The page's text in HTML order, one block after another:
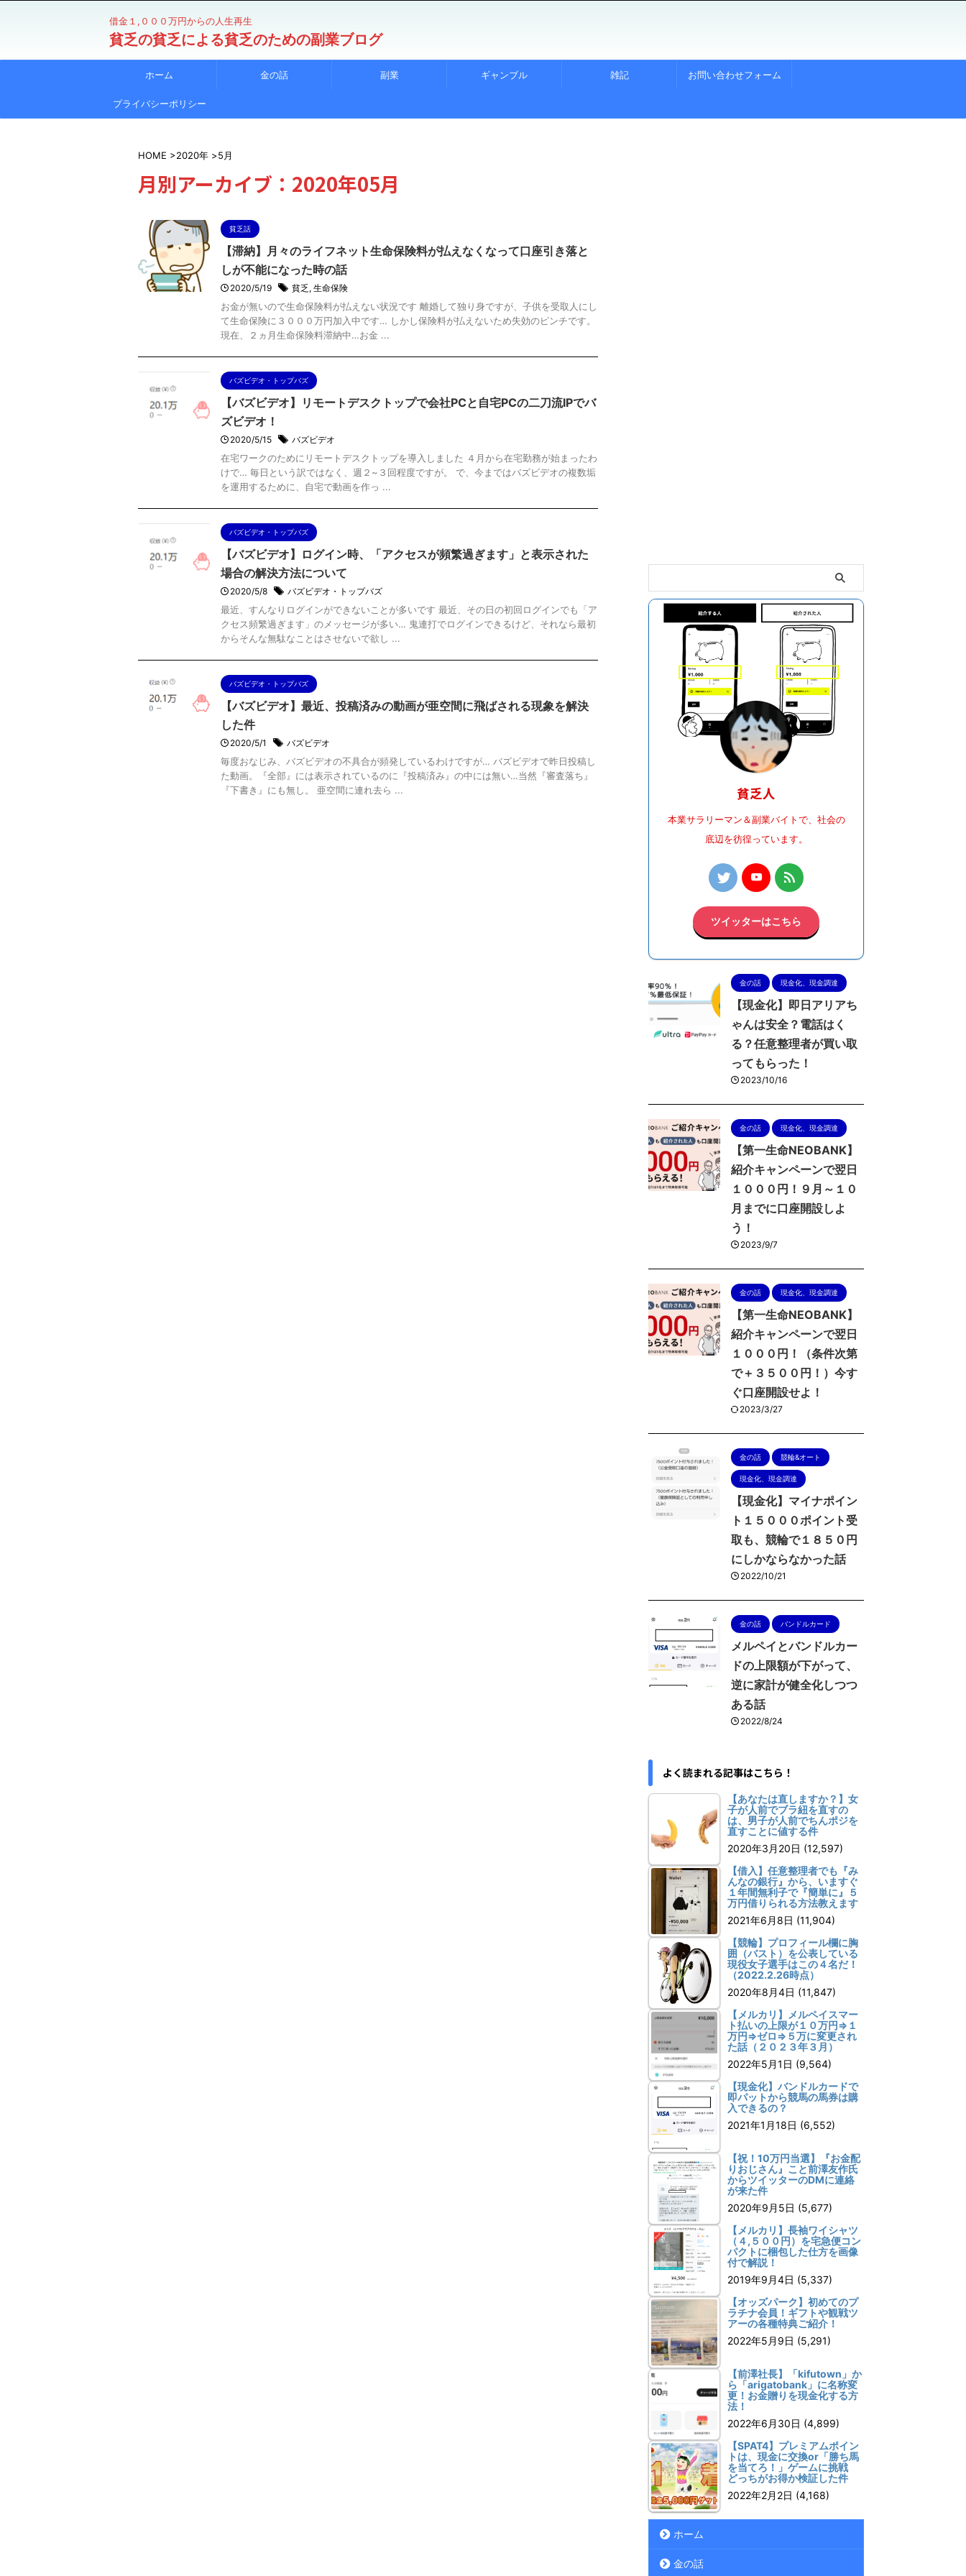
借金１,０００万円からの人生再生
貧乏の貧乏による貧乏のための副業ブログ
ホーム 金の話 副業 ギャンブル 雑記 お問い合わせフォーム
プライバシーポリシー
HOME >2020年 >5月
月別アーカイブ：2020年05月
貧乏話
【滞納】月々のライフネット生命保険料が払えなくなって口座引き落と
しが不能になった時の話
2020/5/19 貧乏 , 生命保険
お金が無いので生命保険料が払えない状況です 離婚して独り身ですが、子供を受取人にし
て生命保険に３０００万円加入中です… しかし保険料が払えないため失効のピンチです。
現在、２ヵ月生命保険料滞納中…お金 ...
バズビデオ・トップバズ
【バズビデオ】リモートデスクトップで会社PCと自宅PCの二刀流IPでバ
ズビデオ！
2020/5/15 バズビデオ
在宅ワークのためにリモートデスクトップを導入しました ４月から在宅勤務が始まったわ
けで… 毎日という訳ではなく、週２~３回程度ですが。 で、今まではバズビデオの複数垢
を運用するために、自宅で動画を作っ ...
バズビデオ・トップバズ
【バズビデオ】ログイン時、「アクセスが頻繁過ぎます」と表示された
場合の解決方法について
2020/5/8 バズビデオ・トップバズ
最近、すんなりログインができないことが多いです 最近、その日の初回ログインでも「ア
クセス頻繁過ぎます」のメッセージが多い… 鬼連打でログインできるけど、それなら最初
からそんな無駄なことはさせないで欲し ...
バズビデオ・トップバズ
【バズビデオ】最近、投稿済みの動画が亜空間に飛ばされる現象を解決
した件
2020/5/1 バズビデオ
毎度おなじみ、バズビデオの不具合が頻発しているわけですが… バズビデオで昨日投稿し
た動画。『全部』には表示されているのに『投稿済み』の中には無い…当然『審査落ち』
『下書き』にも無し。 亜空間に連れ去ら ...
貧乏人
本業サラリーマン＆副業バイトで、社会の
底辺を彷徨っています。
ツイッターはこちら
金の話 現金化、現金調達
【現金化】即日アリアち
ゃんは安全？電話はく
る？任意整理者が買い取
ってもらった！
2023/10/16
金の話 現金化、現金調達
【第一生命NEOBANK】
紹介キャンペーンで翌日
１０００円！９月～１０
月までに口座開設しよ
う！
2023/9/7
金の話 現金化、現金調達
【第一生命NEOBANK】
紹介キャンペーンで翌日
１０００円！（条件次第
で＋３５００円！）今す
ぐ口座開設せよ！
2023/3/27
金の話 競輪&オート
現金化、現金調達
【現金化】マイナポイン
ト１５０００ポイント受
取も、競輪で１８５０円
にしかならなかった話
2022/10/21
金の話 バンドルカード
メルペイとバンドルカー
ドの上限額が下がって、
逆に家計が健全化しつつ
ある話
2022/8/24
よく読まれる記事はこちら！
【あなたは直しますか？】女
子が人前でブラ紐を直すの
は、男子が人前でちんポジを
直すことに値する件
2020年3月20日 (12,597)
【借入】任意整理者でも『み
んなの銀行』から、いますぐ
１年間無利子で『簡単に』５
万円借りられる方法教えます
2021年6月8日 (11,904)
【競輪】プロフィール欄に胸
囲（バスト）を公表している
現役女子選手はこの４名だ！
（2022.2.26時点）
2020年8月4日 (11,847)
【メルカリ】メルペイスマー
ト払いの上限が１０万円⇒１
万円⇒ゼロ⇒５万に変更され
た話（２０２３年３月）
2022年5月1日 (9,564)
【現金化】バンドルカードで
即パットから競馬の馬券は購
入できるの？
2021年1月18日 (6,552)
【祝！10万円当選】『お金配
りおじさん』こと前澤友作氏
からツイッターのDMに連絡
が来た件
2020年9月5日 (5,677)
【メルカリ】長袖ワイシャツ
（４,５００円）を宅急便コン
パクトに梱包した仕方を画像
付で解説！
2019年9月4日 (5,337)
【オッズパーク】初めてのプ
ラチナ会員！ギフトや観戦ツ
アーの各種特典ご紹介！
2022年5月9日 (5,291)
【前澤社長】「kifutown」か
ら「arigatobank」に名称変
更！お金贈りを現金化する方
法！
2022年6月30日 (4,899)
【SPAT4】プレミアムポイン
トは、現金に交換or「勝ち馬
を当てろ！」ゲームに挑戦
どっちがお得か検証した件
2022年2月2日 (4,168)
ホーム
金の話